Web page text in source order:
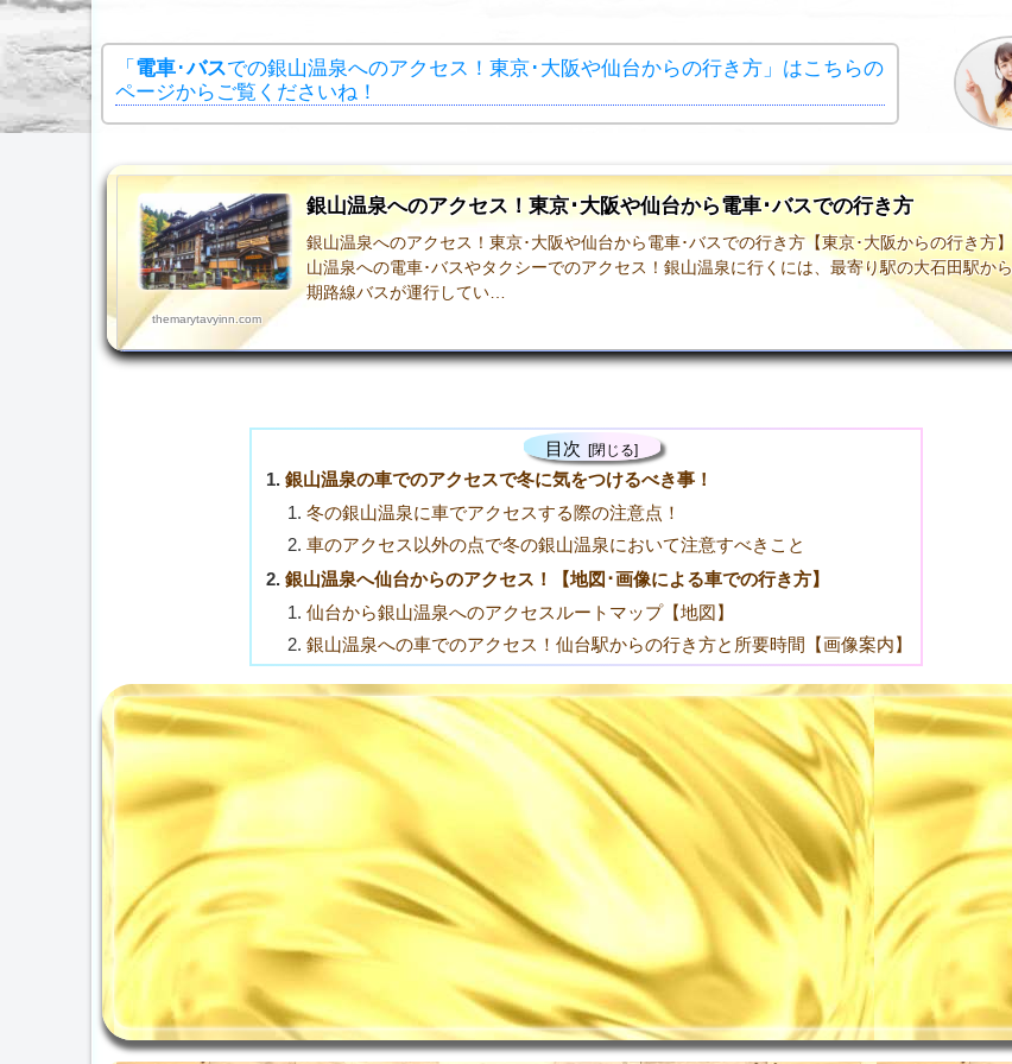
「 電車･バスでの銀山温泉へのアクセス！東京･大阪や仙台からの行き方」はこちらの
ページからご覧くださいね！
銀山温泉へのアクセス！東京･大阪や仙台から電車･バスでの行き方
銀山温泉へのアクセス！東京･大阪や仙台から電車･バスでの行き方【東京･大阪からの行き方
山温泉への電車･バスやタクシーでのアクセス！銀山温泉に行くには、最寄り駅の大石田駅か
期路線バスが運行してい…
themarytavyinn.com
目次
銀山温泉の車でのアクセスで冬に気をつけるべき事！
冬の銀山温泉に車でアクセスする際の注意点！
車のアクセス以外の点で冬の銀山温泉において注意すべきこと
銀山温泉へ仙台からのアクセス！【地図･画像による車での行き方】
仙台から銀山温泉へのアクセスルートマップ【地図】
銀山温泉への車でのアクセス！仙台駅からの行き方と所要時間【画像案内】